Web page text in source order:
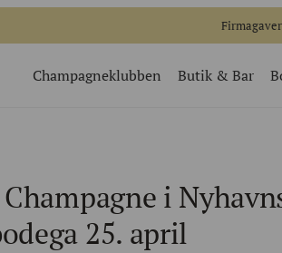
Firmagaver
for 2
for 2
Køb billet
Køb billet til vores events
Champagneklubben Butik & Bar
i
25. april